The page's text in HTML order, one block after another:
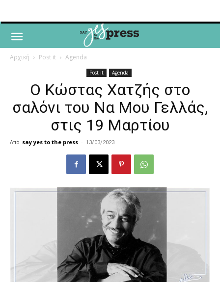
Αρχική Post it Agenda
Post it Agenda
Ο Κώστας Χατζής στο
σαλόνι του Να Μου Γελλάς,
στις 19 Μαρτίου
Από say yes to the press - 13/03/2023